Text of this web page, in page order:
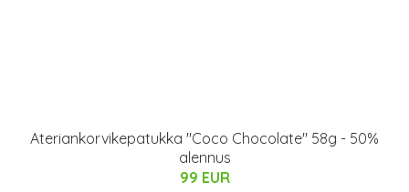
Ateriankorvikepatukka "Coco Chocolate" 58g - 50%
alennus
99 EUR